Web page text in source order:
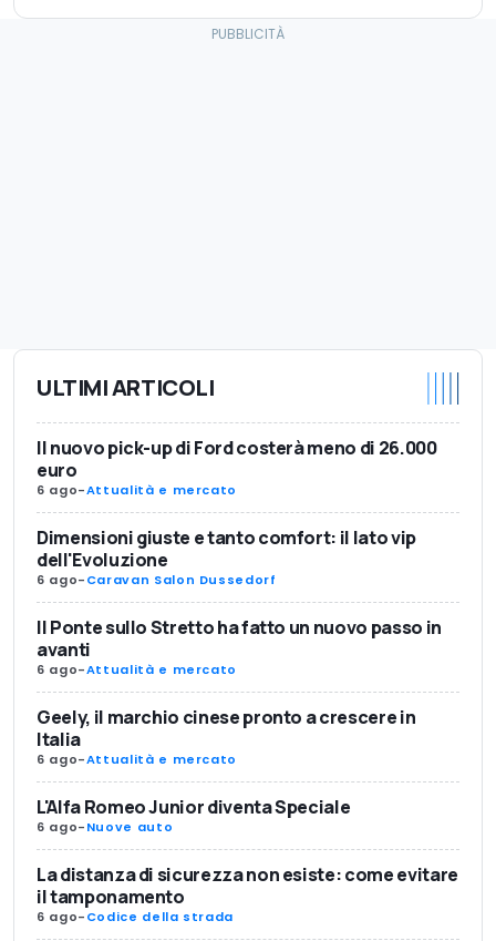
ULTIMI ARTICOLI
Il nuovo pick-up di Ford costerà meno di 26.000
euro
6 ago-Attualità e mercato
Dimensioni giuste e tanto comfort: il lato vip
dell'Evoluzione
6 ago-Caravan Salon Dussedorf
Il Ponte sullo Stretto ha fatto un nuovo passo in
avanti
6 ago-Attualità e mercato
Geely, il marchio cinese pronto a crescere in
Italia
6 ago-Attualità e mercato
L'Alfa Romeo Junior diventa Speciale
6 ago-Nuove auto
La distanza di sicurezza non esiste: come evitare
il tamponamento
6 ago-Codice della strada